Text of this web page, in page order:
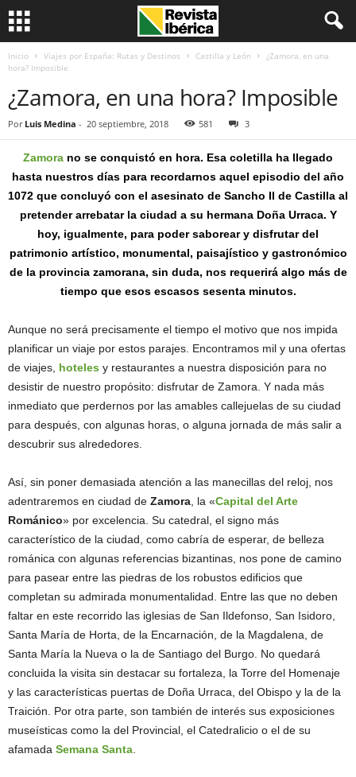
Inicio Viajes por España: Rutas y Destinos Castilla y León
¿Zamora, en una
hora? Imposible
¿Zamora, en una hora? Imposible
Por Luis Medina - 20 septiembre, 2018 581 3
Zamora no se conquistó en hora. Esa coletilla ha llegado
hasta nuestros días para recordarnos aquel episodio del año
1072 que concluyó con el asesinato de Sancho II de Castilla al
pretender arrebatar la ciudad a su hermana Doña Urraca. Y
hoy, igualmente, para poder saborear y disfrutar del
patrimonio artístico, monumental, paisajístico y gastronómico
de la provincia zamorana, sin duda, nos requerirá algo más de
tiempo que esos escasos sesenta minutos.
Aunque no será precisamente el tiempo el motivo que nos impida
planificar un viaje por estos parajes. Encontramos mil y una ofertas
de viajes, hoteles y restaurantes a nuestra disposición para no
desistir de nuestro propósito: disfrutar de Zamora. Y nada más
inmediato que perdernos por las amables callejuelas de su ciudad
para después, con algunas horas, o alguna jornada de más salir a
descubrir sus alrededores.
Así, sin poner demasiada atención a las manecillas del reloj, nos
adentraremos en ciudad de Zamora , la «Capital del Arte
Románico» por excelencia. Su catedral, el signo más
característico de la ciudad, como cabría de esperar, de belleza
románica con algunas referencias bizantinas, nos pone de camino
para pasear entre las piedras de los robustos edificios que
completan su admirada monumentalidad. Entre las que no deben
faltar en este recorrido las iglesias de San Ildefonso, San Isidoro,
Santa María de Horta, de la Encarnación, de la Magdalena, de
Santa María la Nueva o la de Santiago del Burgo. No quedará
concluida la visita sin destacar su fortaleza, la Torre del Homenaje
y las características puertas de Doña Urraca, del Obispo y la de la
Traición. Por otra parte, son también de interés sus exposiciones
museísticas como la del Provincial, el Catedralicio o el de su
afamada Semana Santa